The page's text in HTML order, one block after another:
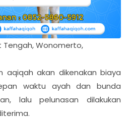
Tengah, Wonomerto,
aqiqah akan dikenakan biaya
waktu ayah dan bunda
lalu pelunasan dilakukan